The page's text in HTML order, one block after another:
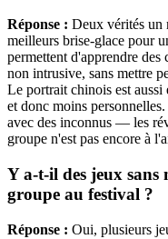
Réponse : Deux vérités un
meilleurs brise-glace pour
permettent d'apprendre des
non intrusive, sans mettre
Le portrait chinois est aussi
et donc moins
avec des inconnus — les
groupe n'est pas encore à
Y a-t-il des jeux sans
groupe au festival ?
Réponse : Oui, plusieurs